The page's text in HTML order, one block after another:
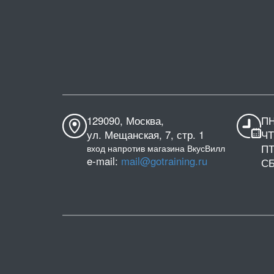
129090, Москва,
ул. Мещанская, 7, стр. 1
вход напротив магазина ВкусВилл
e-mail: mail@gotraining.ru